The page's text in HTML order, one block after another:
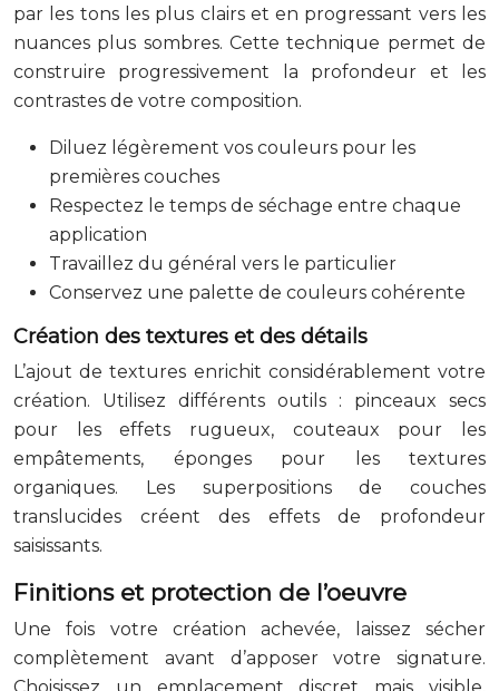
par les tons les plus clairs et en progressant vers les
nuances plus sombres. Cette technique permet de
construire progressivement la profondeur et les
contrastes de votre composition.
Diluez légèrement vos couleurs pour les
premières couches
Respectez le temps de séchage entre chaque
application
Travaillez du général vers le particulier
Conservez une palette de couleurs cohérente
Création des textures et des détails
L’ajout de textures enrichit considérablement votre
création. Utilisez différents outils : pinceaux secs
pour les effets rugueux, couteaux pour les
empâtements, éponges pour les textures
organiques. Les superpositions de couches
translucides créent des effets de profondeur
saisissants.
Finitions et protection de l’oeuvre
Une fois votre création achevée, laissez sécher
complètement avant d’apposer votre signature.